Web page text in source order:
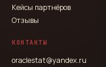
Кейсы партнёров
Отзывы
КОНТАКТЫ
oraclestat@yandex.ru